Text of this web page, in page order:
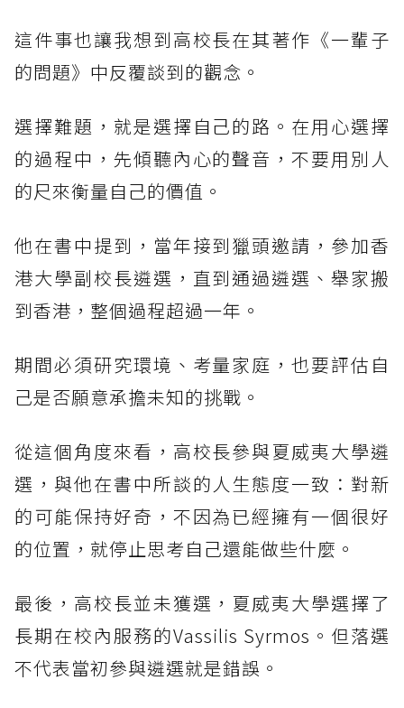
這件事也讓我想到高校長在其著作《一輩子
的問題》中反覆談到的觀念。
選擇難題，就是選擇自己的路。在用心選擇
的過程中，先傾聽內心的聲音，不要用別人
的尺來衡量自己的價值。
他在書中提到，當年接到獵頭邀請，參加香
港大學副校長遴選，直到通過遴選、舉家搬
到香港，整個過程超過一年。
期間必須研究環境、考量家庭，也要評估自
己是否願意承擔未知的挑戰。
從這個角度來看，高校長參與夏威夷大學遴
選，與他在書中所談的人生態度一致：對新
的可能保持好奇，不因為已經擁有一個很好
的位置，就停止思考自己還能做些什麼。
最後，高校長並未獲選，夏威夷大學選擇了
長期在校內服務的Vassilis Syrmos。但落選
不代表當初參與遴選就是錯誤。